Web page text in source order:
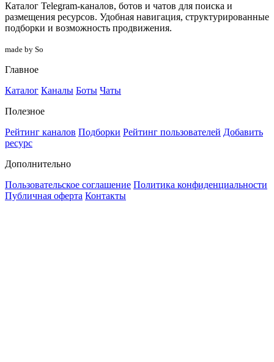
Каталог Telegram-каналов, ботов и чатов для поиска и
размещения ресурсов. Удобная навигация, структурированные
подборки и возможность продвижения.
made by So
Главное
Каталог Каналы Боты Чаты
Полезное
Рейтинг каналов Подборки Рейтинг пользователей Добавить
ресурс
Дополнительно
Пользовательское соглашение Политика конфиденциальности
Публичная оферта Контакты